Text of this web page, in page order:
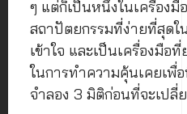
ๆ แต่ก็เป็นหนึ่งในเครื่อง
สถาปัตยกรรมที่ง่ายที่สุดใ
เข้าใจ และเป็นเครื่องมือ
ในการทำความคุ้นเคยเพื่
จำลอง 3 มิติก่อนที่จะเปลี่